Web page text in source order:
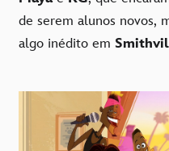
de serem alunos novos,
algo inédito em